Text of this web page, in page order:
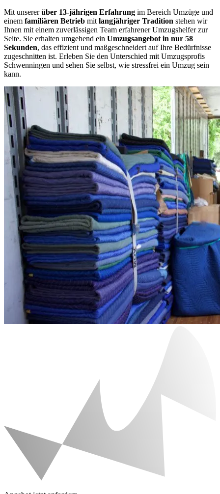
Mit unsererüber 13-jährigen Erfahrung im Bereich Umzüge und
einem familiären Betrieb mit langjähriger Tradition stehen wir
Ihnen mit einem zuverlässigen Team erfahrener Umzugshelfer zur
Seite. Sie erhalten umgehend ein Umzugsangebot in nur 58
Sekunden, das effizient und maßgeschneidert auf Ihre Bedürfnisse
zugeschnitten ist. Erleben Sie den Unterschied mit Umzugsprofis
Schwenningen und sehen Sie selbst, wie stressfrei ein Umzug sein
kann.